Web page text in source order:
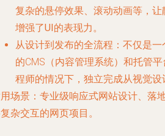
复杂的悬停效果、滚动动画等，让
增强了UI的表现力。
从设计到发布的全流程 ：不仅是
的CMS（内容管理系统）和托管
程师的情况下，独立完成从视觉
场景 ：专业级响应式网站设计、落
杂交互的网页项目。